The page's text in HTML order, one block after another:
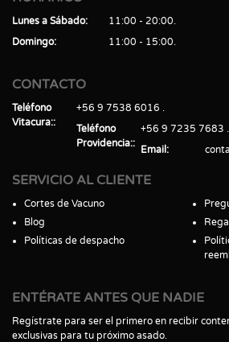
Lunes a Sábado
11:00 - 20:00
Domingo
11:00 - 15:00
CONTACTO
Teléfono
Vitacura:
+56 9 7538 6016
Teléfono
Providencia:
+56 9 7235 7683
Email
SERVICIO AL CLIENTE
Cortes de Vacuno
Blog
Políticas de despacho
ENTÉRATE ANTES QUE NADIE
Regístrate para ser el primero en recibir
exclusivas para tu próximo asado.